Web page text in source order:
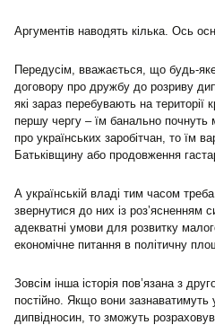
Аргументів наводять кілька. Ось
Передусім, вважається, що будь-
договору про дружбу до розриву
які зараз перебувають на
першу чергу – їм банально
про українських заробітчан, то їм
Батьківщину або продовження
А українській владі тим часом
звернутися до них із роз’ясненням
адекватні умови для розвитку
економічне питання в політичну
Зовсім інша історія пов’язана з
постійно. Якщо вони зазнаватимуть
дипвідносин, то зможуть